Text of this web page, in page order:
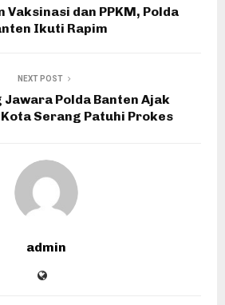
Vaksinasi dan PPKM, Polda
Ikuti Rapim
NEXT POST
Jawara Polda Banten Ajak
Serang Patuhi Prokes
admin